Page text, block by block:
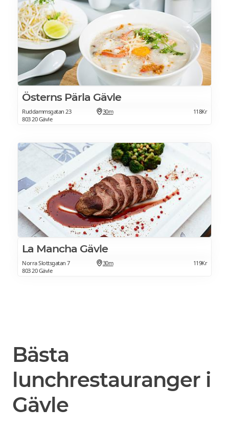
Österns Pärla Gävle
Ruddammsgatan 23
803 20 Gävle
30m 118Kr
La Mancha Gävle
Norra Slottsgatan 7
803 20 Gävle
30m 119Kr
Bästa
lunchrestauranger i
Gävle